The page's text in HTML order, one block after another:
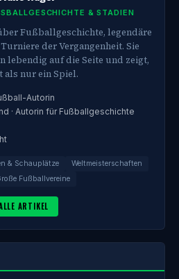
& STADIEN
Fußballgeschichte, legendäre
der Vergangenheit. Sie
lebendig auf die Seite und zeigt,
nur ein Spiel.
Autorin
· Autorin für Fußballgeschichte
& Schauplätze
Weltmeisterschaften
Fußballvereine
ARTIKEL